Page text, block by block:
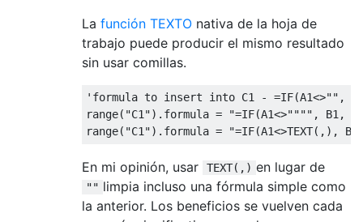
La función TEXTO nativa de la hoja de
trabajo puede producir el mismo resultado
sin usar comillas.
'formula to insert into C1 - =IF(A1<>"",
range("C1").formula = "=IF(A1<>"""",
En mi opinión, usar TEXT(,) en lugar de
"" limpia incluso una fórmula simple como
la anterior. Los beneficios se vuelven cada